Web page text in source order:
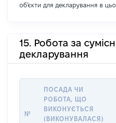
об'єкти для декларування в
15. Робота за
декларування
№
ПОСАДА ЧИ
РОБОТА, ЩО
ВИКОНУЄТЬСЯ
(ВИКОНУВАЛАСЯ)